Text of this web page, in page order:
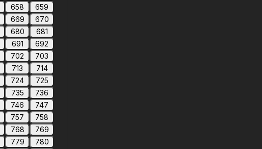
658
659
669
670
680
681
691
692
702
703
713
714
724
725
735
736
746
747
757
758
768
769
779
780